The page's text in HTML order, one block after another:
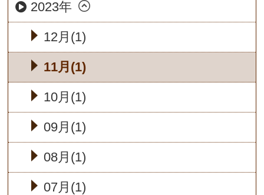
2023年
12月(1)
11月(1)
10月(1)
09月(1)
08月(1)
07月(1)